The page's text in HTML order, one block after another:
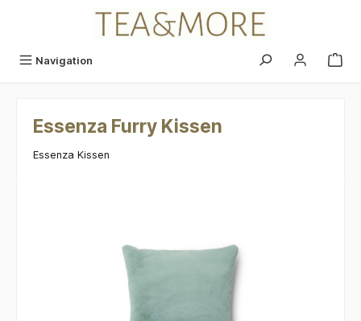
Navigation
Essenza Furry Kissen
Essenza Kissen